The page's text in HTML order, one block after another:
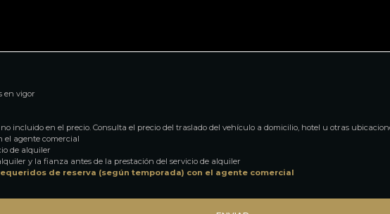
en vigor
incluido en el precio. Consulta el precio del traslado del vehículo a domicilio, hotel u otras
el agente comercial
de alquiler
y la fianza antes de la prestación del servicio de alquiler
de reserva (según temporada) con el agente comercial